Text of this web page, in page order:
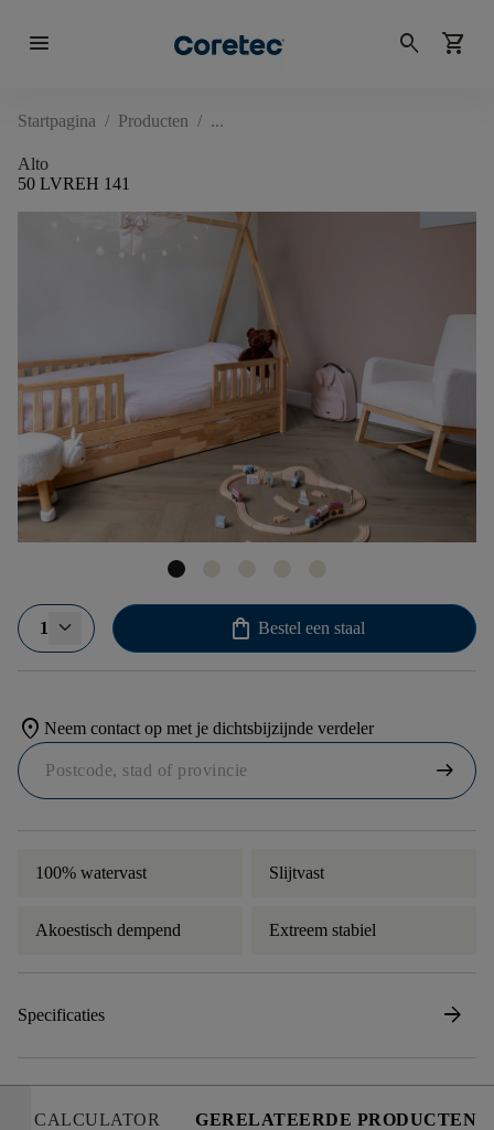
menu search shopping_cart
Startpagina / Producten /
Alto
50 LVREH 141
1 shopping_bag Bestel een staal
location_on Neem contact op met je dichtsbijzijnde verdeler
arrow_right_alt
100% watervast Slijtvast
Akoestisch dempend Extreem stabiel
Specificaties arrow_forward
CALCULATOR GERELATEERDE PRODUCTEN